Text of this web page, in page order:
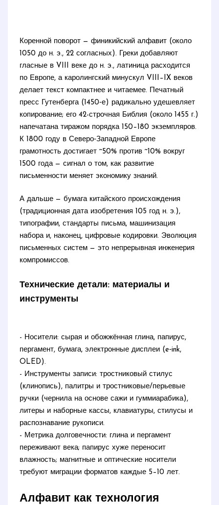
Коренной поворот — финикийский алфавит (около
1050 до н. э., 22 согласных). Греки добавляют
гласные в VIII веке до н. э., латиница расходится
по Европе, а каролингский минускул VIII–IX веков
делает текст компактнее и читаемее. Печатный
пресс Гутенберга (1450‑е) радикально удешевляет
копирование; его 42-строчная Библия (около 1455 г.)
напечатана тиражом порядка 150–180 экземпляров.
К 1800 году в Северо‑Западной Европе
грамотность достигает ~50% против ~10% вокруг
1500 года — сигнал о том, как развитие
письменности меняет экономику знаний.
А дальше — бумага китайского происхождения
(традиционная дата изобретения 105 год н. э.),
типографии, стандарты письма, машинизация
набора и, наконец, цифровые кодировки. Эволюция
письменных систем — это непрерывная инженерия
компромиссов.
Технические детали: материалы и
инструменты
- Носители: сырая и обожжённая глина, папирус,
пергамент, бумага, электронные дисплеи (e‑ink,
OLED).
- Инструменты записи: тростниковый стилус
(клинопись), палитры и тростниковые/перьевые
ручки (чернила на основе сажи и гуммиарабика),
литеры и наборные кассы, клавиатуры, стилусы и
распознавание рукописи.
- Метрика долговечности: глина и пергамент
переживают века; папирус хуже переносит
влажность; магнитные и оптические носители
требуют миграции форматов каждые 5–10 лет.
Алфавит как технология